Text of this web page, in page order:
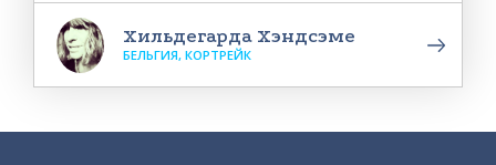
Хильдегарда Хэндсэме
БЕЛЬГИЯ, КОРТРЕЙК